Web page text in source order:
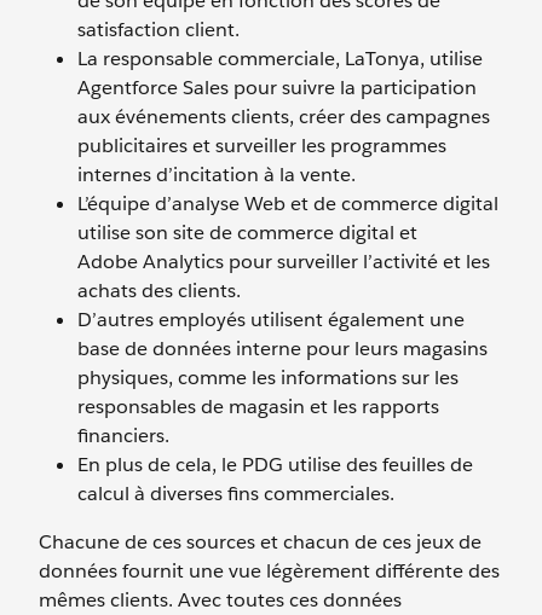
satisfaction client.
La responsable commerciale, LaTonya, utilise
Agentforce Sales pour suivre la participation
aux événements clients, créer des campagnes
publicitaires et surveiller les programmes
internes d’incitation à la vente.
L’équipe d’analyse Web et de commerce digital
utilise son site de commerce digital et
Adobe Analytics pour surveiller l’activité et les
achats des clients.
D’autres employés utilisent également une
base de données interne pour leurs magasins
physiques, comme les informations sur les
responsables de magasin et les rapports
financiers.
En plus de cela, le PDG utilise des feuilles de
calcul à diverses fins commerciales.
Chacune de ces sources et chacun de ces jeux de
données fournit une vue légèrement différente des
mêmes clients. Avec toutes ces données